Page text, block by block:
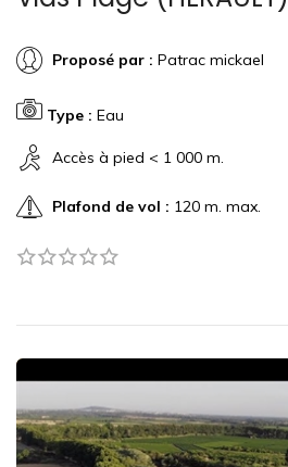
Proposé par : Patrac mickael
Type : Eau
Accès à pied < 1 000 m.
Plafond de vol : 120 m. max.